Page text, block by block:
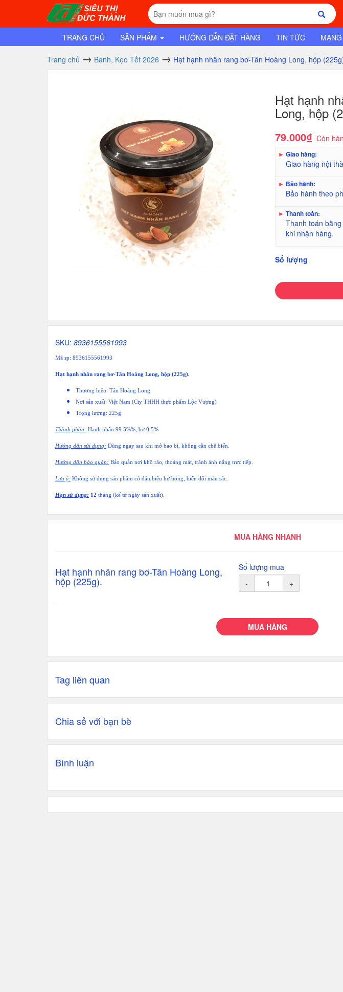
TRANG CHỦ SẢN PHẨM HƯỚNG DẪN ĐẶT HÀNG TIN TỨC
Trang chủ Bánh, Kẹo Tết 2026 Hạt hạnh nhân rang bơ-Tân Hoàng Long, hộp
Hạt hạnh
Long, hộp
79.000₫ Còn
► Giao hàng:
Giao hàng nội
► Bảo hành:
Bảo hành theo
► Thanh toán:
Thanh toán
khi nhận hàng.
Số lượng
SKU: 8936155561993
Mã sp: 8936155561993
Hạt hạnh nhân rang bơ-Tân Hoàng Long, hộp (225g).
Thương hiệu: Tân Hoàng Long
Nơi sản xuất: Việt Nam (Cty THHH thực phẩm Lộc Vượng)
Trọng lượng: 225g
Thành phần: Hạnh nhân 99.5%%, bơ 0.5%
Hướng dẫn sửi dụng: Dùng ngay sau khi mở bao bì, không cần chế biến.
Hướng dẫn bảo quản: Bảo quản nơi khô ráo, thoáng mát, tránh ánh nắng trực tiếp.
Lưu ý: Không sử dụng sản phẩm có dấu hiệu hư hỏng, biến đổi màu sắc.
Hạn sử dụng: 12 tháng (kể từ ngày sản xuất).
MUA HÀNG NHANH
Hạt hạnh nhân rang bơ-Tân Hoàng Long,
hộp (225g).
Số lượng mua
-
+
MUA HÀNG
Tag liên quan
Chia sẻ với bạn bè
Bình luận